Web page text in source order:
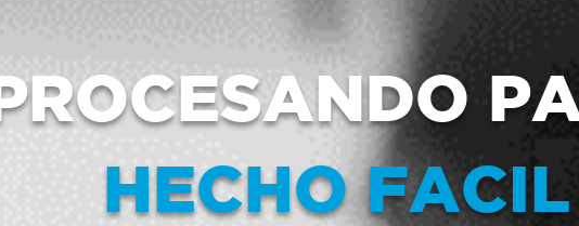
PROCESANDO
HECHO FACIL